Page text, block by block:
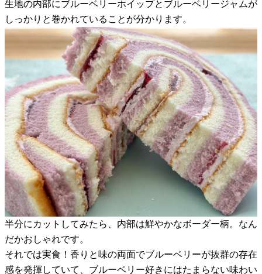
生地の内部にブルーベリーホイップとブルーベリージャムが
しっかりと巻かれていることが分かります。
半分にカットしてみたら、内部は鮮やかなボーダー柄。なん
だかおしゃれです。
それでは実食！香りと味の両面でブルーベリーが抜群の存在
感を発揮していて、ブルーベリー好きにはたまらない味わい